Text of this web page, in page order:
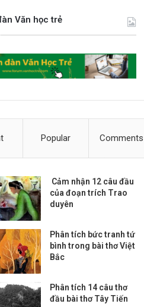
Văn học trẻ
Popular Comments
Cảm nhận 12 câu đầu
của đoạn trích Trao
duyên
Phân tích bức tranh tứ
bình trong bài thơ Việt
Bắc
Phân tích 14 câu thơ
đầu bài thơ Tây Tiến